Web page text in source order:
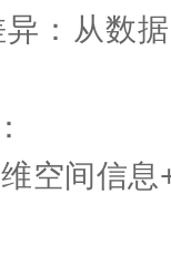
从数据
间信息+